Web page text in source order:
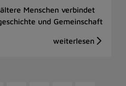
Menschen verbindet
und Gemeinschaft